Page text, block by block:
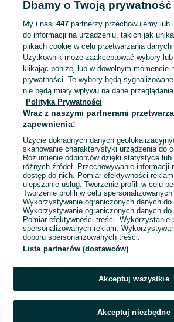
Mechanizmy do
600 zł
Nadma
24 lipca 2026
mechanizm. Tanio.
Nadma
24 lipca 2026
1 2
Dbamy o Twoją prywatność
My i nasi 447partnerzy przechowujemy lub
do informacji na urządzeniu, takich jak
plikach cookie w celu przetwarzania danych
Użytkownik może zaakceptować wybory
klikając poniżej lub w dowolnym momencie
prywatności. Te wybory będą
nie będą miały wpływu na dane
Polityka Prywatności
Wraz z naszymi partnerami
zapewnienia:
Użycie dokładnych danych
skanowanie charakterystyki urządzenia do
Rozumienie odbiorców dzięki statystyce
różnych źródeł. Przechowywanie informacji
dostęp do nich. Pomiar efektywności
ulepszanie usług. Tworzenie profili w celu
Tworzenie profili w celu
Wykorzystywanie ograniczonych danych do
Wykorzystywanie ograniczonych danych do
Pomiar efektywności treści. Wykorzystanie
spersonalizowanych reklam.
doboru spersonalizowanych treści.
Lista partnerów (dostawców)
Akceptuj wszystkie
Akceptuj niezbędne